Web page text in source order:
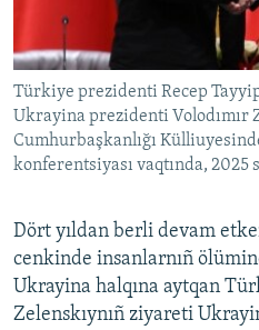
Türkiye prezidenti Recep
Ukrayina prezidenti Volodımır
Cumhurbaşkanlığı
konferentsiyası vaqtında, 2025
Dört yıldan berli devam
cenkinde insanlarnıñ
Ukrayina halqına aytqan
Zelenskıynıñ ziyareti